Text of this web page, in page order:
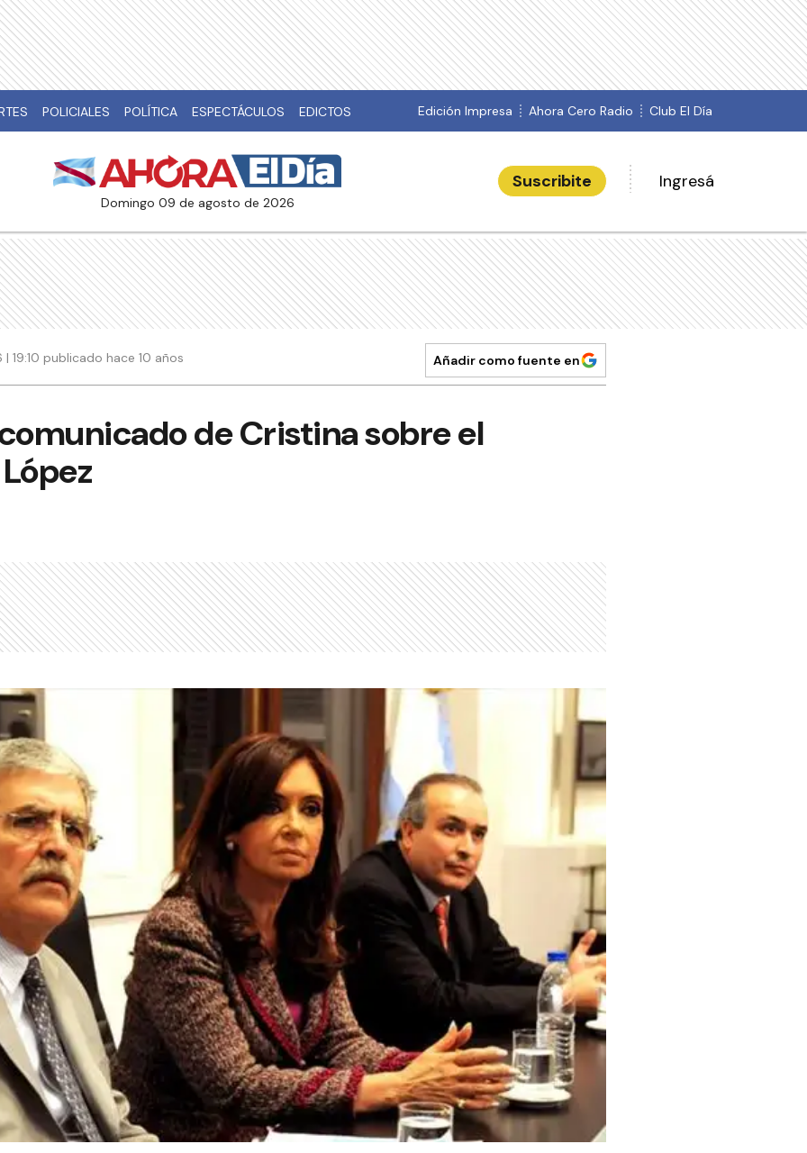
POLICIALES POLÍTICA ESPECTÁCULOS EDICTOS Edición Impresa Ahora Cero Radio Club El Día
domingo 09 de agosto de 2026
Suscribite Ingresá
| 19:10 publicado hace 10 años Añadir como fuente en
de Cristina sobre el